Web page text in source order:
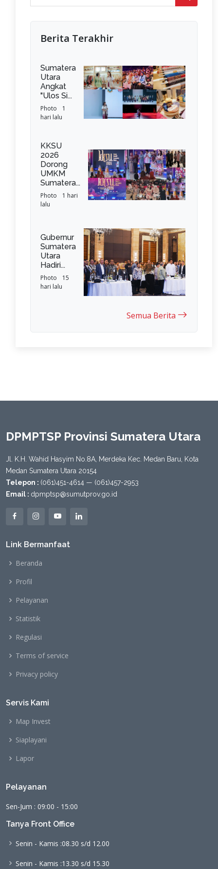
Berita Terakhir
Sumatera
Utara
Angkat
"Ulos Si...
Photo
1
hari lalu
KKSU
2026
Dorong
UMKM
Sumatera...
Photo
1 hari
lalu
Gubernur
Sumatera
Utara
Hadiri...
Photo
15
hari lalu
Semua Berita
DPMPTSP Provinsi Sumatera Utara
Jl. K.H. Wahid Hasyim No.8A, Merdeka Kec. Medan Baru, Kota
Medan Sumatera Utara 20154
Telepon : (061)451-4614 — (061)457-2953
Email : dpmptsp@sumutprov.go.id
Link Bermanfaat
Beranda
Profil
Pelayanan
Statistik
Regulasi
Terms of service
Privacy policy
Servis Kami
Map Invest
Siaplayani
Lapor
Pelayanan
Sen-Jum : 09:00 - 15:00
Tanya Front Office
Senin - Kamis :08.30 s/d 12.00
Senin - Kamis :13.30 s/d 15.30